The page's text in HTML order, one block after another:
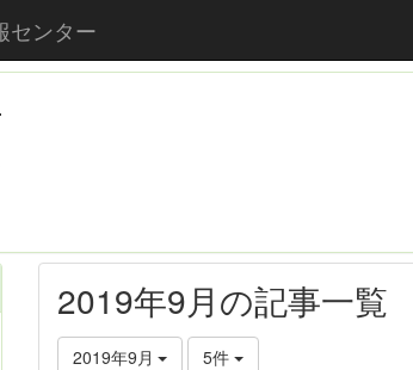
センター
2019年9月の記事一覧
2019年9月 5件